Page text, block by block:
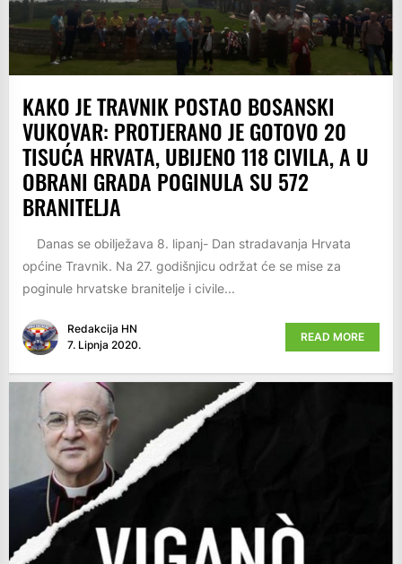
KAKO JE TRAVNIK POSTAO BOSANSKI
VUKOVAR: PROTJERANO JE GOTOVO 20
TISUĆA HRVATA, UBIJENO 118 CIVILA, A U
OBRANI GRADA POGINULA SU 572
BRANITELJA
Danas se obilježava 8. lipanj- Dan stradavanja Hrvata
općine Travnik. Na 27. godišnjicu održat će se mise za
poginule hrvatske branitelje i civile...
Redakcija HN
7. Lipnja 2020.
READ MORE